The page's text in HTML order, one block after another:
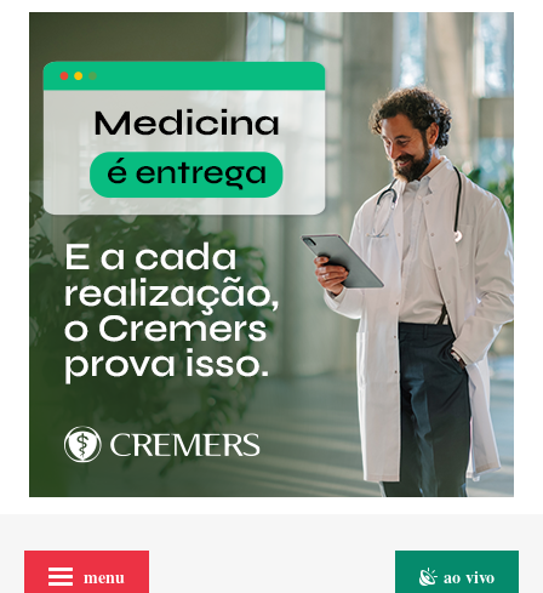
menu ao vivo